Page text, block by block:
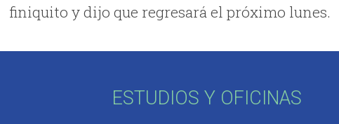
finiquito y dijo que regresará el próximo lunes.
ESTUDIOS Y OFICINAS